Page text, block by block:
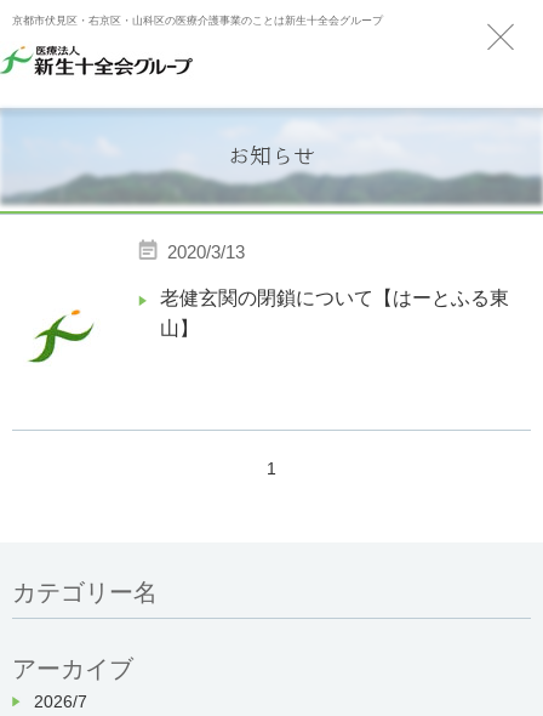
京都市伏見区・右京区・山科区の医療介護事業のことは新生十全会グループ
お知らせ
2020/3/13
老健玄関の閉鎖について【はーとふる東
山】
1
カテゴリー名
アーカイブ
2026/7